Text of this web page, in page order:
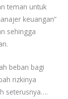
teman untuk
keuangan”
sehingga
beban bagi
rizkinya
seterusnya….